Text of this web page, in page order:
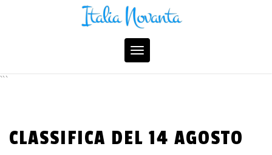
Toggle
navigation
```
CLASSIFICA DEL 14 AGOSTO